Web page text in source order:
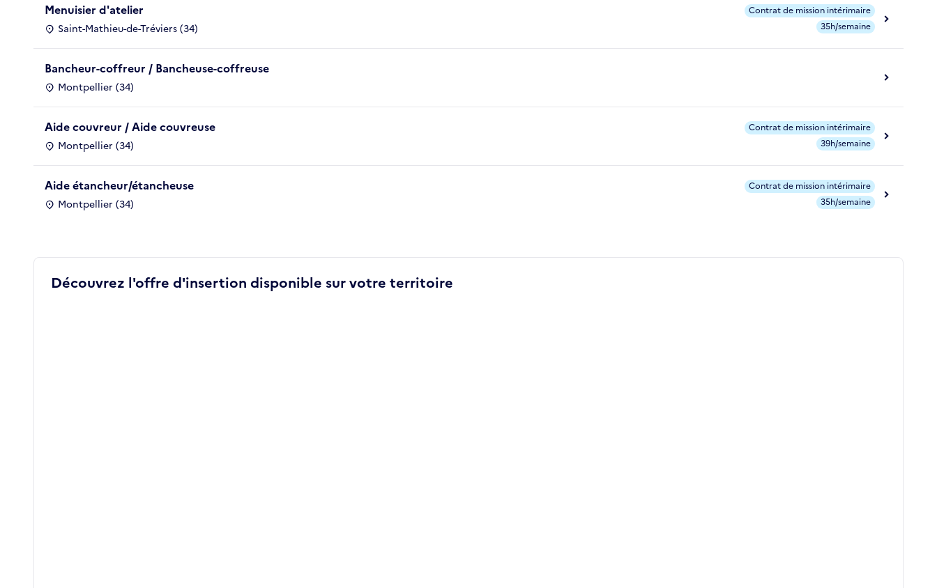
Menuisier d'atelier
Saint-Mathieu-de-Tréviers (34)
Contrat de mission intérimaire
35h/semaine
Bancheur-coffreur / Bancheuse-coffreuse
Montpellier (34)
Aide couvreur / Aide couvreuse
Montpellier (34)
Contrat de mission intérimaire
39h/semaine
Aide étancheur/étancheuse
Montpellier (34)
Contrat de mission intérimaire
35h/semaine
Découvrez l'offre d'insertion disponible sur votre territoire